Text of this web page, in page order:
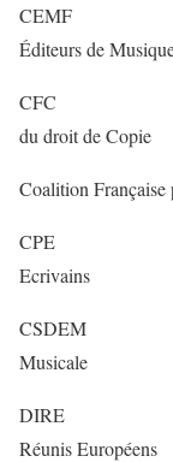
CEMF
Éditeurs de
CFC
du droit de Copie
Coalition
CPE
Ecrivains
CSDEM
Musicale
DIRE
Réunis Européens